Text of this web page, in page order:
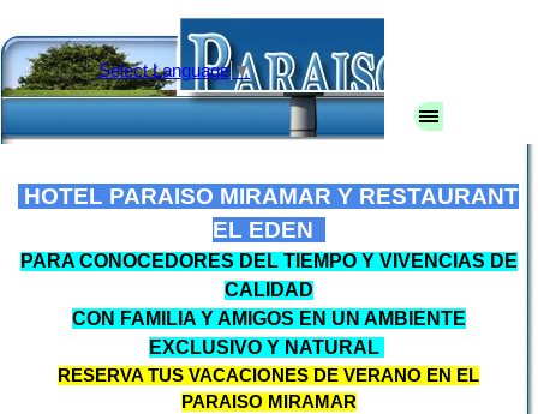
Select Language▼
Saltar menú
HOTEL PARAISO MIRAMAR Y RESTAURANT
EL EDEN
PARA CONOCEDORES DEL TIEMPO Y VIVENCIAS DE
CALIDAD
CON FAMILIA Y AMIGOS EN UN AMBIENTE
EXCLUSIVO Y NATURAL
RESERVA TUS VACACIONES DE VERANO EN EL
PARAISO MIRAMAR